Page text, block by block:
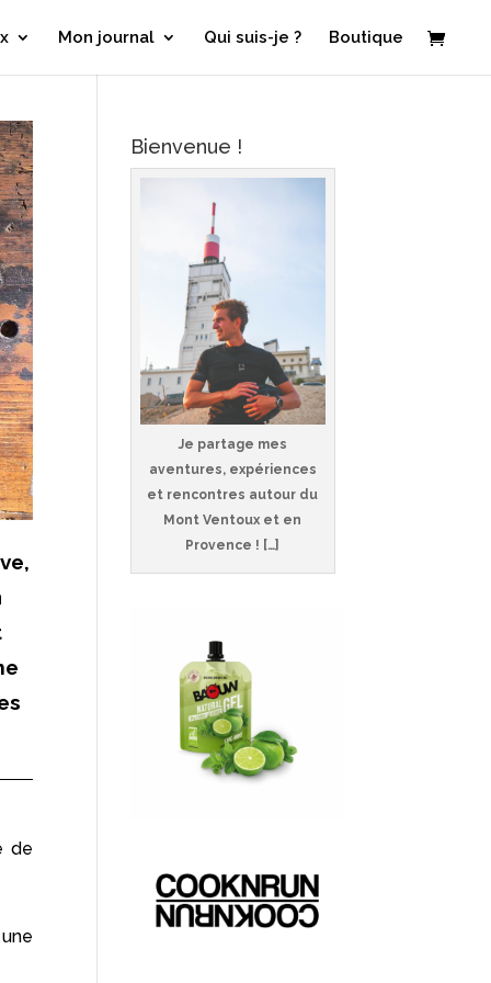
Mon journal Qui suis-je ? Boutique
de
Bienvenue !
Je partage mes
aventures, expériences
et rencontres autour du
Mont Ventoux et en
Provence ! […]